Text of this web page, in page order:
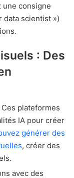
une consigne
data scientist »)
: Des
Ces plateformes
IA pour créer
générer des
, créer des
avec des